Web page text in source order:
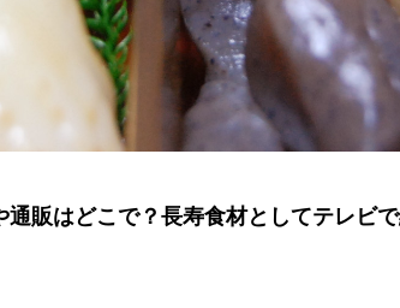
販はどこで？長寿食材としてテレビで